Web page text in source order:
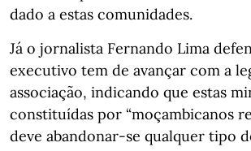
dado a estas comunidades.
Já o jornalista Fernando Lima
executivo tem de avançar com a
associação, indicando que estas
constituídas por “moçambicanos
deve abandonar-se qualquer tipo